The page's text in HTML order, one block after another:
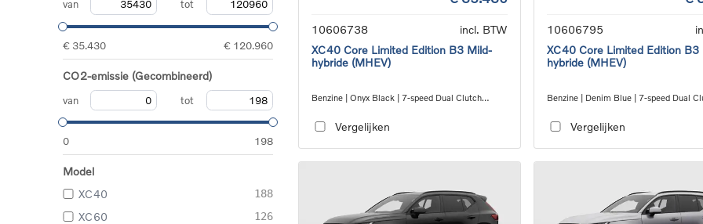
van tot
€ 35.430 € 120.960
CO2-emissie (Gecombineerd)
van tot
0 198
Model
XC40
188
XC60 126
10606738
incl. BTW
XC40 Core Limited Edition B3 Mild-
hybride (MHEV)
Benzine | Onyx Black | 7-speed Dual Clutch
Vergelijken
10606795
XC40 Core Limited Edition B3
hybride (MHEV)
Benzine | Denim Blue | 7-speed Dual
Vergelijken